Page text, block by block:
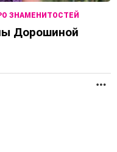
ЗНАМЕНИТОСТЕЙ
Дорошиной